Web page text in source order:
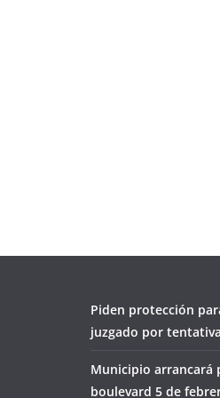
Piden protección
juzgado por
Municipio arrancará
boulevard 5 de